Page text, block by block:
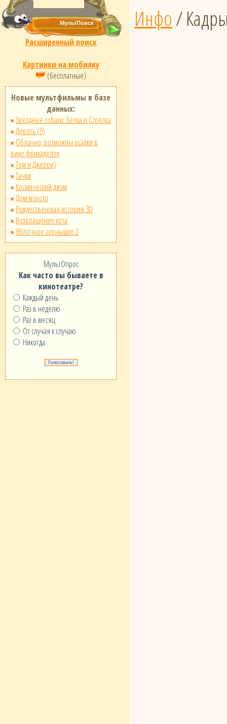
Расширенный поиск
Картинки на мобилку
(бесплатные)
Новые мультфильмы в базе
данных:
Звёздные собаки: Белка и Стрелка
Девять (9)
Облачно, возможны осадки в
виде фрикаделек
Том и Джерри)
Тачки
Космический джэм
Дом монстр
Рождественская история 3D
Возвращение кота
Яблочное зернышко 2
МультОпрос
Как часто вы бываете в
кинотеатре?
Каждый день
Раз в неделю
Раз в месяц
От случая к случаю
Никогда
Инфо/